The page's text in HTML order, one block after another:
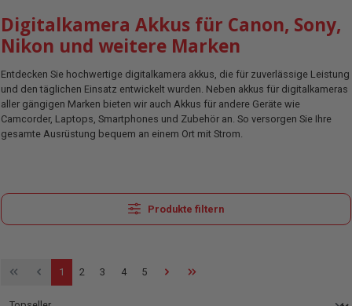
Digitalkamera Akkus für Canon, Sony,
Nikon und weitere Marken
Entdecken Sie hochwertige digitalkamera akkus, die für zuverlässige Leistung
und den täglichen Einsatz entwickelt wurden. Neben akkus für digitalkameras
aller gängigen Marken bieten wir auch Akkus für andere Geräte wie
Camcorder, Laptops, Smartphones und Zubehör an. So versorgen Sie Ihre
gesamte Ausrüstung bequem an einem Ort mit Strom.
Produkte filtern
Seite
1 Seite
2 Seite
3 Seite
4 Seite
5